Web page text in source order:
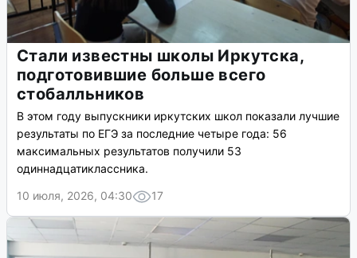
Стали известны школы Иркутска,
подготовившие больше всего
стобалльников
В этом году выпускники иркутских школ показали лучшие
результаты по ЕГЭ за последние четыре года: 56
максимальных результатов получили 53
одиннадцатиклассника.
10 июля, 2026, 04:30
17